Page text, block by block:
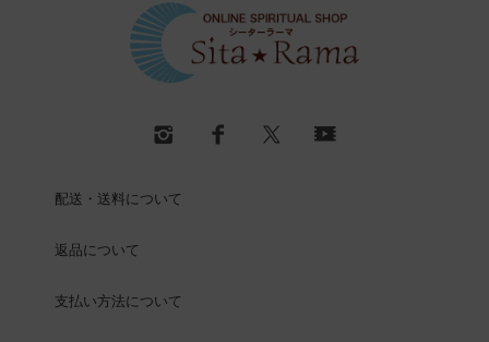
配送・送料について
返品について
支払い方法について